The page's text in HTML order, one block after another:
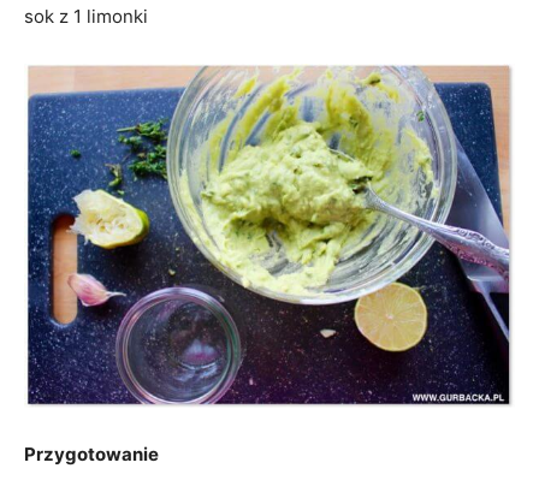
sok z 1 limonki
Przygotowanie